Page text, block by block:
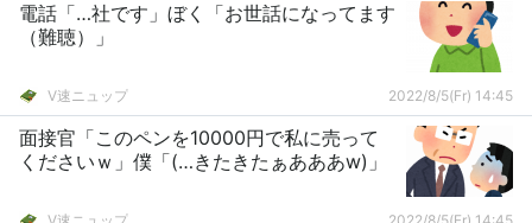
電話「…社です」ぼく「お世話になってます
（難聴）」
V速ニュップ 2022/8/5(Fr) 14:45
面接官「このペンを10000円で私に売って
くださいｗ」僕「(…きたきたぁあああw)」